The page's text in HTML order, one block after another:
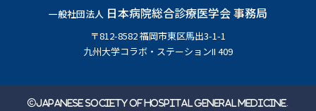
一般社団法人 日本病院総合診療医学会 事務局
〒812-8582 福岡市東区馬出3-1-1
九州大学コラボ・ステーションII 409